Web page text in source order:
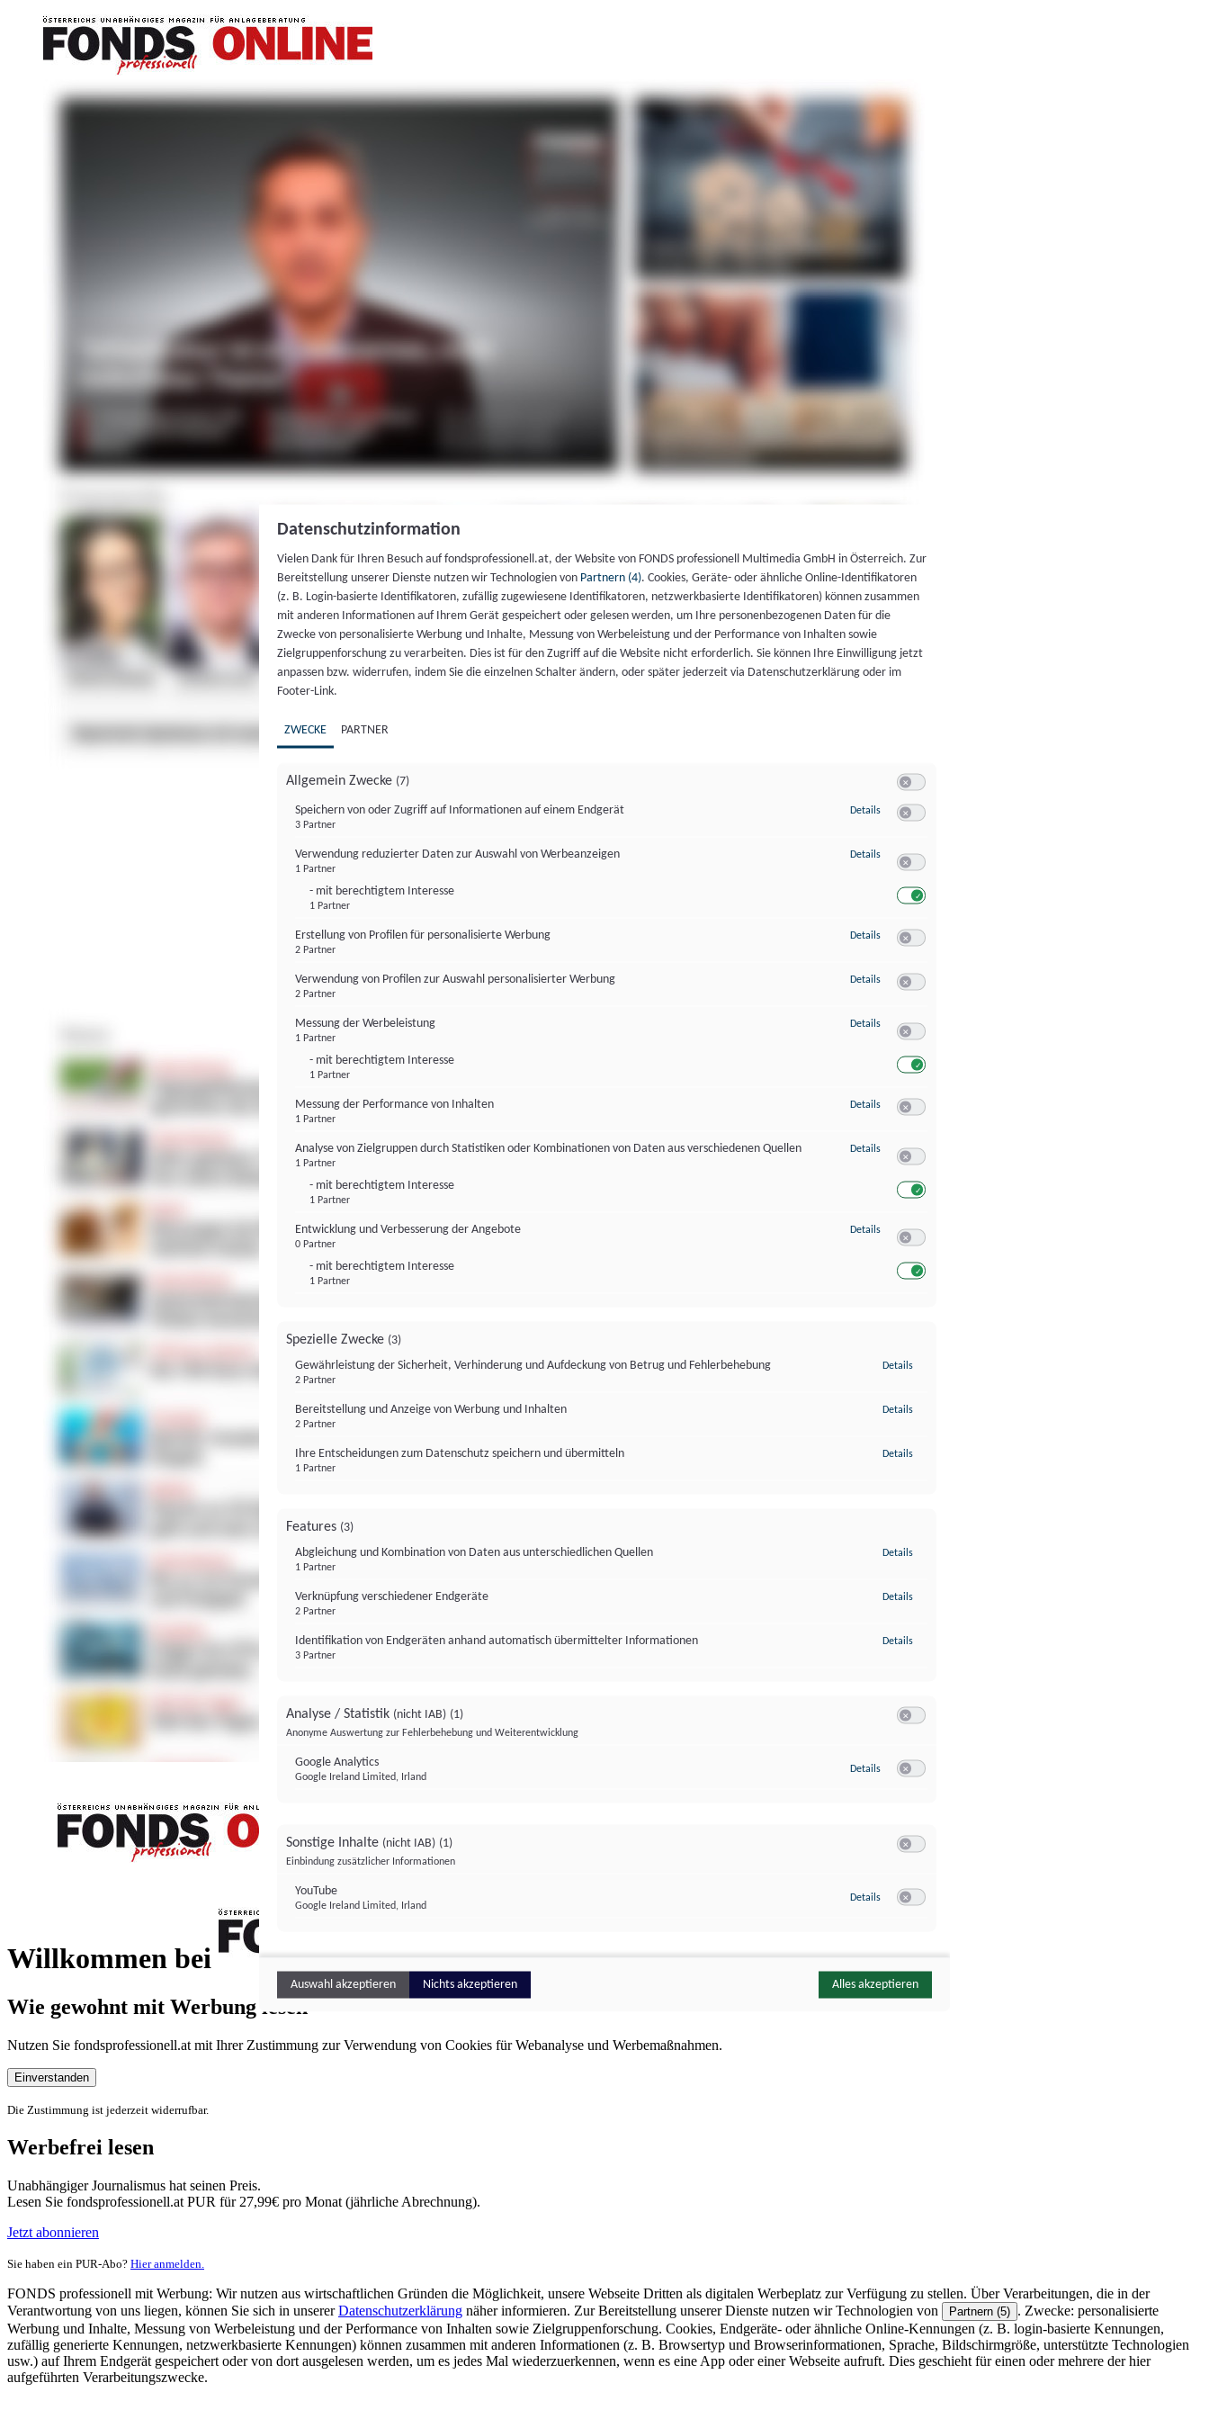
Willkommen bei
FONDS professionell
Wie gewohnt mit Werbung lesen
Nutzen Sie fondsprofessionell.at mit Ihrer Zustimmung zur Verwendung von Cookies für Webanalyse und Werbemaßnahmen.
Einverstanden
Die Zustimmung ist jederzeit widerrufbar.
Werbefrei lesen
Unabhängiger Journalismus hat seinen Preis.
Lesen Sie fondsprofessionell.at PUR für 27,99€ pro Monat (jährliche Abrechnung).
Jetzt abonnieren
Sie haben ein PUR-Abo? Hier anmelden.
FONDS professionell mit Werbung: Wir nutzen aus wirtschaftlichen Gründen die Möglichkeit, unsere Webseite Dritten als digitalen Werbeplatz zur Verfügung zu stellen. Über Verarbeitungen, die in der
Verantwortung von uns liegen, können Sie sich in unsererDatenschutzerklärung näher informieren. Zur Bereitstellung unserer Dienste nutzen wir Technologien von Partnern (5) . Zwecke: personalisierte
Werbung und Inhalte, Messung von Werbeleistung und der Performance von Inhalten sowie Zielgruppenforschung. Cookies, Endgeräte- oder ähnliche Online-Kennungen (z. B. login-basierte Kennungen,
zufällig generierte Kennungen, netzwerkbasierte Kennungen) können zusammen mit anderen Informationen (z. B. Browsertyp und Browserinformationen, Sprache, Bildschirmgröße, unterstützte Technologien
usw.) auf Ihrem Endgerät gespeichert oder von dort ausgelesen werden, um es jedes Mal wiederzuerkennen, wenn es eine App oder einer Webseite aufruft. Dies geschieht für einen oder mehrere der hier
aufgeführten Verarbeitungszwecke.
Datenschutzinformation
Vielen Dank für Ihren Besuch auf fondsprofessionell.at, der Website von FONDS professionell Multimedia GmbH in Österreich. Zur
Bereitstellung unserer Dienste nutzen wir Technologien von Partnern (4). Cookies, Geräte- oder ähnliche Online-Identifikatoren
(z. B. Login-basierte Identifikatoren, zufällig zugewiesene Identifikatoren, netzwerkbasierte Identifikatoren) können zusammen
mit anderen Informationen auf Ihrem Gerät gespeichert oder gelesen werden, um Ihre personenbezogenen Daten für die
Zwecke von personalisierte Werbung und Inhalte, Messung von Werbeleistung und der Performance von Inhalten sowie
Zielgruppenforschung zu verarbeiten. Dies ist für den Zugriff auf die Website nicht erforderlich. Sie können Ihre Einwilligung jetzt
anpassen bzw. widerrufen, indem Sie die einzelnen Schalter ändern, oder später jederzeit via Datenschutzerklärung oder im
Footer-Link.
ZWECKE PARTNER
Allgemein Zwecke (7)
Speichern von oder Zugriff auf Informationen auf einem Endgerät
3 Partner
Details zu Speichern von oder Zugriff auf Informationen auf einem Endgerät
Verwendung reduzierter Daten zur Auswahl von Werbeanzeigen
1 Partner
- mit berechtigtem Interesse
1 Partner
Details zu Verwendung reduzierter Daten zur Auswahl von Werbeanzeigen
Erstellung von Profilen für personalisierte Werbung
2 Partner
Details zu Erstellung von Profilen für personalisierte Werbung
Verwendung von Profilen zur Auswahl personalisierter Werbung
2 Partner
Details zu Verwendung von Profilen zur Auswahl personalisierter Werbung
Messung der Werbeleistung
1 Partner
- mit berechtigtem Interesse
1 Partner
Details zu Messung der Werbeleistung
Messung der Performance von Inhalten
1 Partner
Details zu Messung der Performance von Inhalten
Analyse von Zielgruppen durch Statistiken oder Kombinationen von Daten aus verschiedenen Quellen
1 Partner
- mit berechtigtem Interesse
1 Partner
Details zu Analyse von Zielgruppen durch Statistiken oder Kombinationen von
Entwicklung und Verbesserung der Angebote
0 Partner
- mit berechtigtem Interesse
1 Partner
Details zu Entwicklung und Verbesserung der Angebote
Spezielle Zwecke (3)
Gewährleistung der Sicherheit, Verhinderung und Aufdeckung von Betrug und Fehlerbehebung
2 Partner
Details
Bereitstellung und Anzeige von Werbung und Inhalten
2 Partner
Details
Ihre Entscheidungen zum Datenschutz speichern und übermitteln
1 Partner
Details
Features (3)
Abgleichung und Kombination von Daten aus unterschiedlichen Quellen
1 Partner
Details
Verknüpfung verschiedener Endgeräte
2 Partner
Details
Identifikation von Endgeräten anhand automatisch übermittelter Informationen
3 Partner
Details
Analyse / Statistik (nicht IAB) (1)
Anonyme Auswertung zur Fehlerbehebung und Weiterentwicklung
Google Analytics
Google Ireland Limited, Irland
Details zu Google Analytics
Sonstige Inhalte (nicht IAB) (1)
Einbindung zusätzlicher Informationen
YouTube
Google Ireland Limited, Irland
Details zu YouTube
Auswahl akzeptieren Nichts akzeptieren Alles akzeptieren